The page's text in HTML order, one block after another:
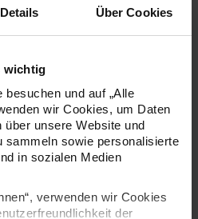
Details Über Cookies
wichtig
und auf „Alle
wir Cookies, um Daten
unsere Website und
sammeln sowie personalisierte
in sozialen Medien
verwenden wir Cookies
der
19 aus Baby Chenillove
Häkelset Schlafsack Modell 16
Häkelset Schlafsack Modell